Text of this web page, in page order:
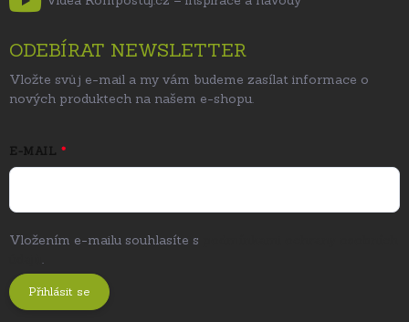
ODEBÍRAT NEWSLETTER
Vložte svůj e-mail a my vám budeme zasílat informace o
nových produktech na našem e-shopu.
E-MAIL
Vložením e-mailu souhlasíte s
.
Přihlásit se